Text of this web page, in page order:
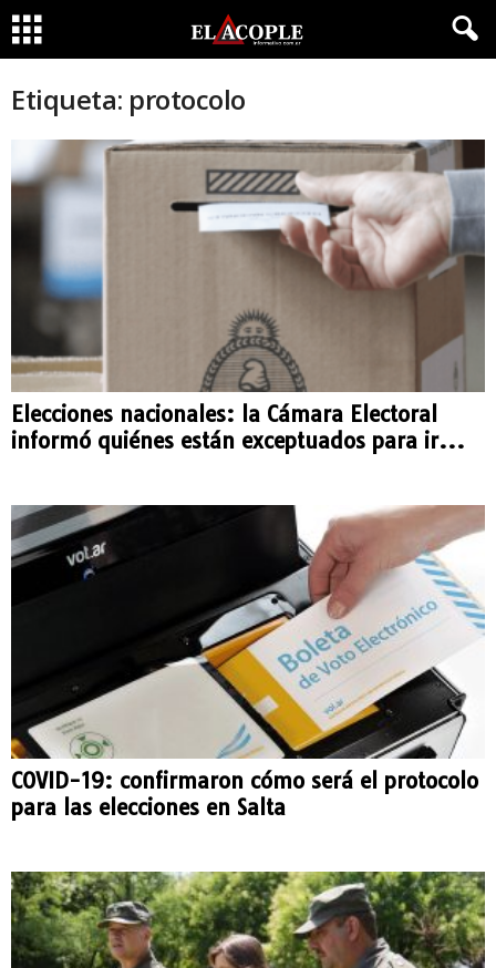
Etiqueta: protocolo
Elecciones nacionales: la Cámara Electoral
informó quiénes están exceptuados para ir...
COVID-19: confirmaron cómo será el protocolo
para las elecciones en Salta